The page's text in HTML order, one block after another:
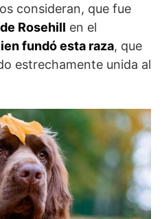
consideran, que fue
Rosehill en el
fundó esta raza, que
estrechamente unida al